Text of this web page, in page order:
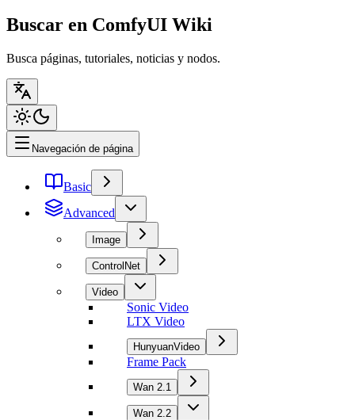
Buscar en ComfyUI Wiki
Busca páginas, tutoriales, noticias y nodos.
Navegación de página
Basic
Advanced
Image
ControlNet
Video
Sonic Video
LTX Video
HunyuanVideo
Frame Pack
Wan 2.1
Wan 2.2